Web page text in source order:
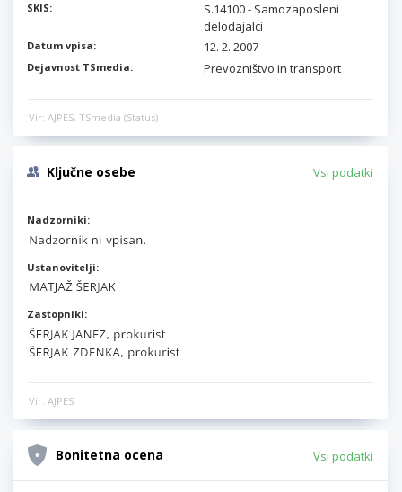
SKIS:
S.14100 - Samozaposleni
delodajalci
Datum vpisa: 12. 2. 2007
Dejavnost TSmedia: Prevozništvo in transport
Vir: AJPES, TSmedia (Status)
Ključne osebe Vsi podatki
Nadzorniki:
Ustanovitelji:
Zastopniki:
Vir: AJPES
Bonitetna ocena Vsi podatki